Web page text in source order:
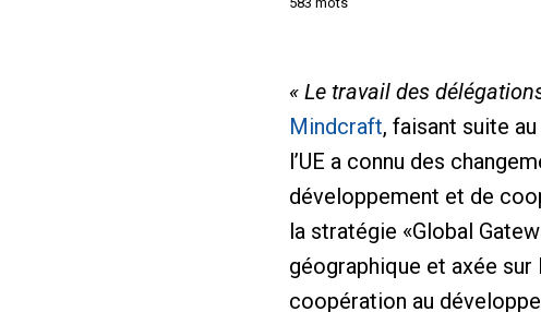
« Le travail des
Mindcraft, faisant suite
l’UE a connu des
développement et de
la stratégie «Global
géographique et axée
coopération au